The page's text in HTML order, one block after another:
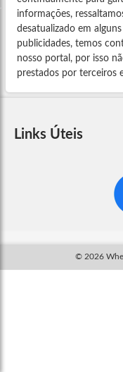
informações,
desatualizado em
publicidades, temos
nosso portal, por isso
prestados por terceiros
Links Úteis
© 2026